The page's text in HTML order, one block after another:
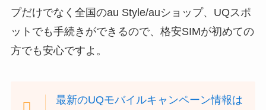
プだけでなく全国のau Style/auショップ、UQスポ
ットでも手続きができるので、格安SIMが初めての
方でも安心ですよ。
最新のUQモバイルキャンペーン情報は